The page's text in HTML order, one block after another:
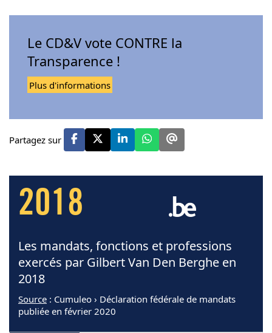
Le CD&V vote CONTRE la
Transparence !
Plus d'informations
Partagez sur
2018
Les mandats, fonctions et professions
exercés par Gilbert Van Den Berghe en
2018
Source : Cumuleo › Déclaration fédérale de mandats
publiée en février 2020